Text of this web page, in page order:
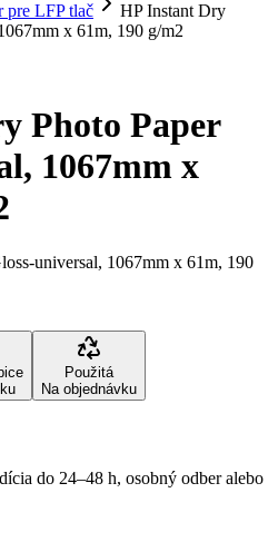
pre LFP tlač
HP Instant Dry
x 61m, 190 g/m2
Photo Paper
1067mm x
universal, 1067mm x 61m, 190
Použitá
Na objednávku
do 24–48 h, osobný odber alebo